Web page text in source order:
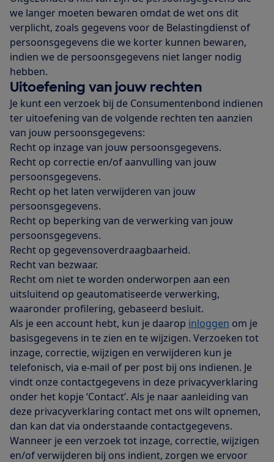
we langer moeten bewaren omdat de wet ons dit
verplicht, zoals gegevens voor de Belastingdienst of
persoonsgegevens die we korter kunnen bewaren,
indien we de persoonsgegevens niet langer nodig
hebben.
Uitoefening van jouw rechten
Je kunt een verzoek bij de Consumentenbond indienen
ter uitoefening van de volgende rechten ten aanzien
van jouw persoonsgegevens:
Recht op inzage van jouw persoonsgegevens.
Recht op correctie en/of aanvulling van jouw
persoonsgegevens.
Recht op het laten verwijderen van jouw
persoonsgegevens.
Recht op beperking van de verwerking van jouw
persoonsgegevens.
Recht op gegevensoverdraagbaarheid.
Recht van bezwaar.
Recht om niet te worden onderworpen aan een
uitsluitend op geautomatiseerde verwerking,
waaronder profilering, gebaseerd besluit.
Als je een account hebt, kun je daarop inloggen om je
basisgegevens in te zien en te wijzigen. Verzoeken tot
inzage, correctie, wijzigen en verwijderen kun je
telefonisch, via e-mail of per post bij ons indienen. Je
vindt onze contactgegevens in deze privacyverklaring
onder het kopje ‘Contact’. Als je naar aanleiding van
deze privacyverklaring contact met ons wilt opnemen,
dan kan dat via onderstaande contactgegevens.
Wanneer je een verzoek tot inzage, correctie, wijzigen
en/of verwijderen bij ons indient, zorgen we ervoor